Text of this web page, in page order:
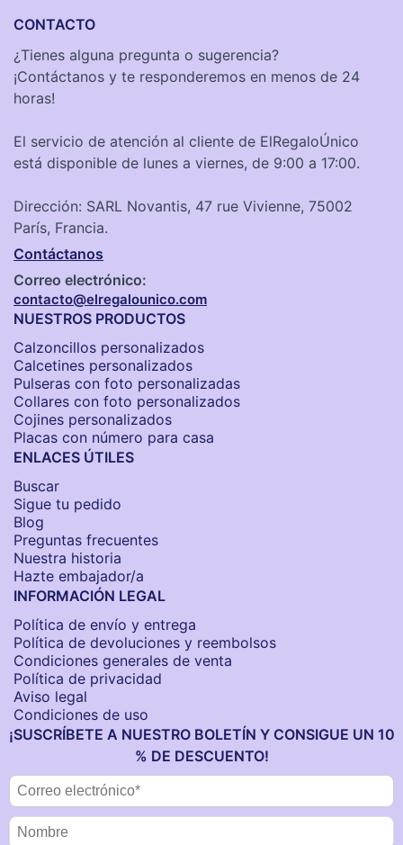
CONTACTO
¿Tienes alguna pregunta o sugerencia?
¡Contáctanos y te responderemos en menos de 24
horas!
El servicio de atención al cliente de ElRegaloÚnico
está disponible de lunes a viernes, de 9:00 a 17:00.
Dirección: SARL Novantis, 47 rue Vivienne, 75002
París, Francia.
Contáctanos
Correo electrónico:
contacto@elregalounico.com
NUESTROS PRODUCTOS
Calzoncillos personalizados​
Calcetines personalizados
Pulseras con foto personalizadas
Collares con foto personalizados
Cojines personalizados
Placas con número para casa
ENLACES ÚTILES
Buscar
Sigue tu pedido
Blog
Preguntas frecuentes
Nuestra historia
Hazte embajador/a
INFORMACIÓN LEGAL
Política de envío y entrega
Política de devoluciones y reembolsos
Condiciones generales de venta
Política de privacidad
Aviso legal
Condiciones de uso
¡SUSCRÍBETE A NUESTRO BOLETÍN Y CONSIGUE UN 10
% DE DESCUENTO!